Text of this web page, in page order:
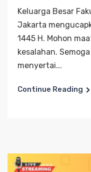
Keluarga Besar
Jakarta
1445 H. Mohon
kesalahan.
menyertai...
Continue Reading